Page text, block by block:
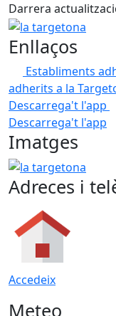
Darrera
la targetona
Enllaços
Establiments
adherits a la
Descarrega't l'app
Descarrega't l'app
Imatges
la targetona
Adreces i
Accedeix
Meteo